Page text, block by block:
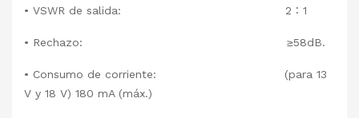
• VSWR de salida: 2 ∶ 1
• Rechazo: ≥58dB.
• Consumo de corriente: (para 13
V y 18 V) 180 mA (máx.)